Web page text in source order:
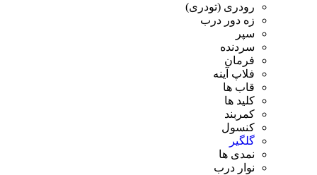
رودری (تودری)
زه دور درب
سپر
سردنده
فرمان
فلاپ آینه
قاب ها
کلید ها
کمربند
کنسول
گلگیر
نمدی ها
نوار درب